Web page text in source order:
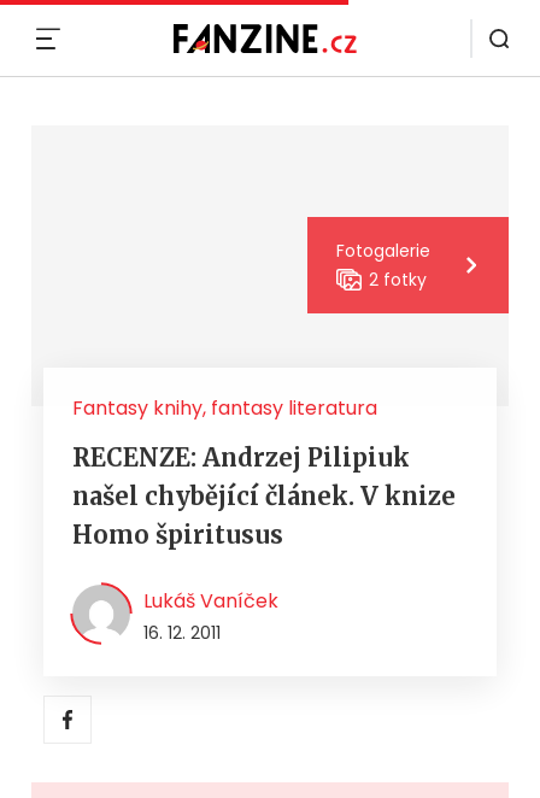
Fotogalerie
2 fotky
Fantasy knihy, fantasy literatura
RECENZE: Andrzej Pilipiuk
našel chybějící článek. V knize
Homo špiritusus
Lukáš Vaníček
16. 12. 2011